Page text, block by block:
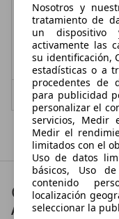
72 kW (98 CV)
- (Propietarios)
4,3 l/100 km (mixto)1
Vendedor, ES-03730
Mostrar
Contacto
Autos Valero
Nosotros y
tratamiento de
un dispositivo
activamente las
su identificación,
estadísticas o a
procedentes de
para publicidad
personalizar el
servicios, Medir
Medir el
limitados con el
Uso de datos
básicos, Uso
contenido
localización
seleccionar la